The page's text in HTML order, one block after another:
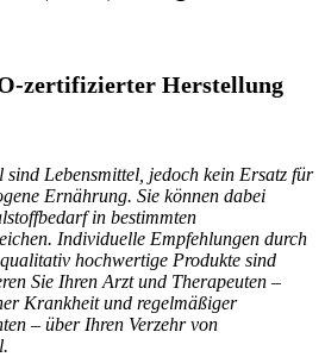
zertifizierter Herstellung
sind Lebensmittel, jedoch kein Ersatz für
Ernährung. Sie können dabei
in bestimmten
Individuelle Empfehlungen durch
hochwertige Produkte sind
Sie Ihren Arzt und Therapeuten –
Krankheit und regelmäßiger
– über Ihren Verzehr von